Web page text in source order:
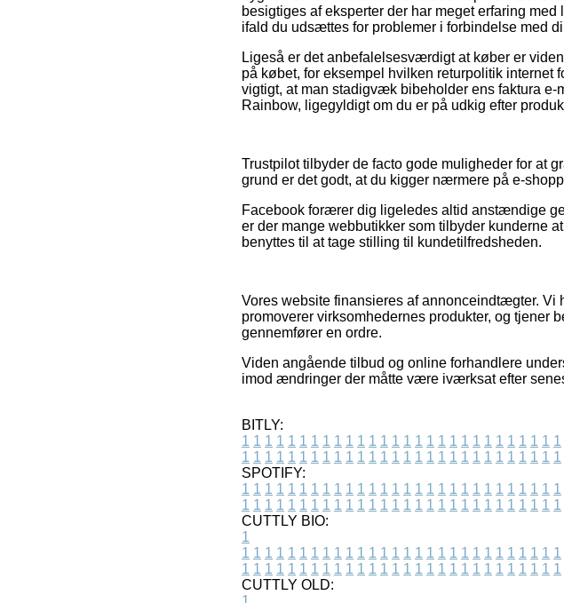
besigtiges af eksperter der har meget erfaring
ifald du udsættes for problemer i forbindelse med
Ligeså er det anbefalelsesværdigt at køber er
på købet, for eksempel hvilken returpolitik
vigtigt, at man stadigvæk bibeholder ens faktura
Rainbow, ligegyldigt om du er på udkig efter
Trustpilot tilbyder de facto gode muligheder for at
grund er det godt, at du kigger nærmere på e-
Facebook forærer dig ligeledes altid anstændige
er der mange webbutikker som tilbyder kunderne
benyttes til at tage stilling til kundetilfredsheden.
Vores website finansieres af annonceindtægter.
promoverer virksomhedernes produkter, og tjener
gennemfører en ordre.
Viden angående tilbud og online forhandlere
imod ændringer der måtte være iværksat efter
BITLY:
1 1 1 1 1 1 1 1 1 1 1 1 1 1 1 1 1 1 1 1 1 1 1 1 1 1 1 1
1 1 1 1 1 1 1 1 1 1 1 1 1 1 1 1 1 1 1 1 1 1 1 1 1 1 1 1
SPOTIFY:
1 1 1 1 1 1 1 1 1 1 1 1 1 1 1 1 1 1 1 1 1 1 1 1 1 1 1 1
1 1 1 1 1 1 1 1 1 1 1 1 1 1 1 1 1 1 1 1 1 1 1 1 1 1 1 1
CUTTLY BIO:
1
1 1 1 1 1 1 1 1 1 1 1 1 1 1 1 1 1 1 1 1 1 1 1 1 1 1 1 1
1 1 1 1 1 1 1 1 1 1 1 1 1 1 1 1 1 1 1 1 1 1 1 1 1 1 1 1
CUTTLY OLD: